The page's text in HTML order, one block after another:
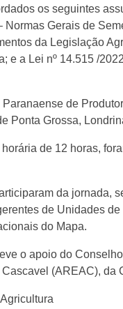
os seguintes
Normas Gerais de
da Legislação
e a Lei nº 14.515 /
de
Ponta Grossa,
de 12 horas,
da jornada,
de Unidades
do Mapa.
o apoio do
(AREAC),